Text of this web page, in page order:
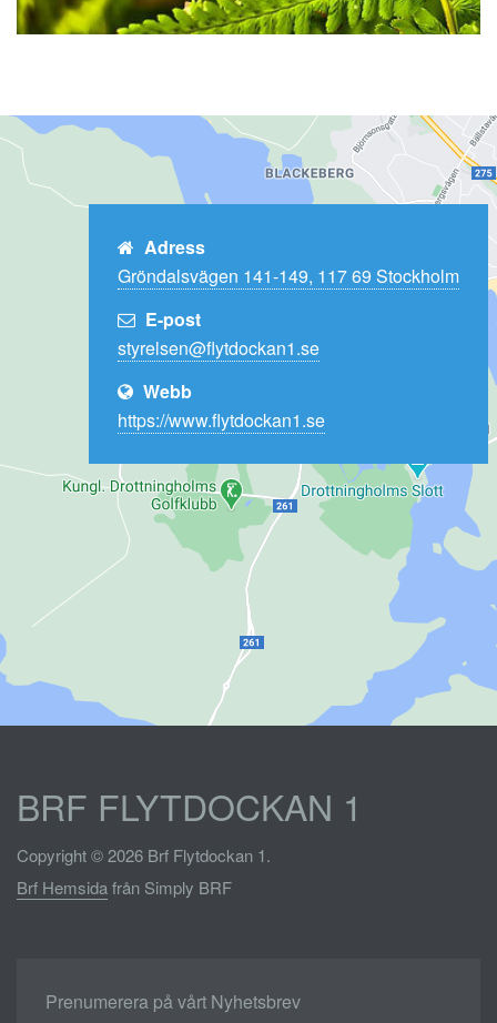
Adress
Gröndalsvägen 141-149, 117 69 Stockholm
E-post
Webb
https://www.flytdockan1.se
BRF FLYTDOCKAN 1
Copyright © 2026 Brf Flytdockan 1.
Brf Hemsidafrån Simply BRF
Prenumerera på vårt Nyhetsbrev